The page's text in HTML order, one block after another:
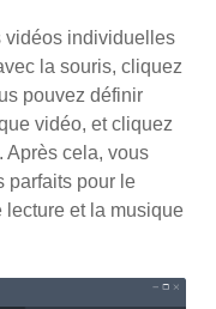
vidéos individuelles
la souris, cliquez
pouvez définir
vidéo, et cliquez
Après cela, vous
parfaits pour le
lecture et la musique